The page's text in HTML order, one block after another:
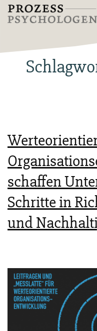
Zum
Inhalt
Prozesspsychologen
schaffen
Schritte in
und